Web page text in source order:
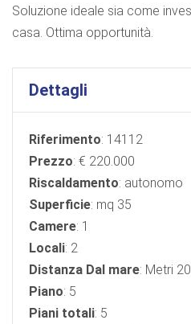
Soluzione ideale sia come
casa. Ottima opportunità.
Dettagli
Riferimento: 14112
Prezzo: € 220.000
Riscaldamento: autonomo
Superficie: mq 35
Camere: 1
Locali: 2
Distanza Dal mare: Metri
Piano: 5
Piani totali: 5